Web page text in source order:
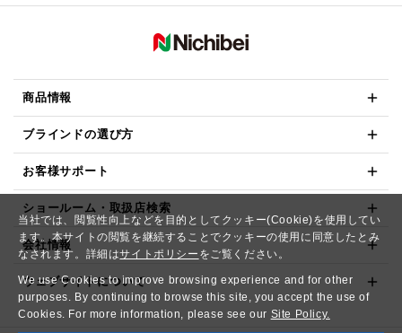
当社では、閲覧性向上などを目的としてクッキー(Cookie)を使用してい
ます。本サイトの閲覧を継続することでクッキーの使用に同意したとみ
なされます。詳細はサイトポリシー をご覧ください。
We use Cookies to improve browsing experience and for other
purposes. By continuing to browse this site, you accept the use of
Cookies. For more information, please see our Site Policy.
商品情報
ブラインドの選び方
お客様サポート
ショールーム・取扱店検索
会社情報
ウェブサイトについて